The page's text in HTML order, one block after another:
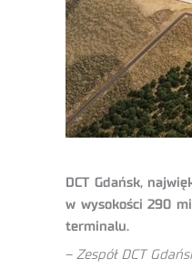
DCT Gdańsk,
w wysokości 290
terminalu.
–Zespół DCT